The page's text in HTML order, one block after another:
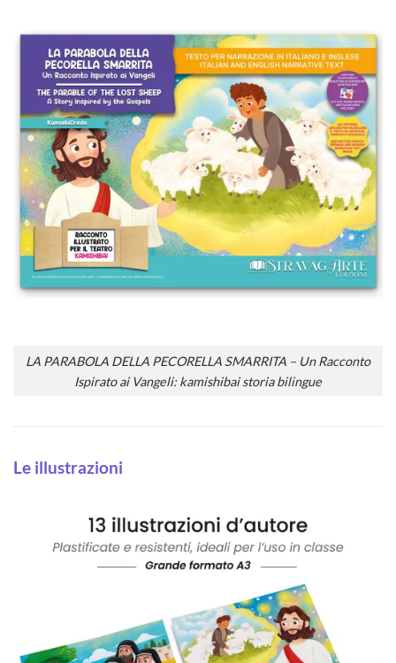
LA PARABOLA DELLA PECORELLA SMARRITA – Un Racconto
Ispirato ai Vangeli: kamishibai storia bilingue
Le illustrazioni